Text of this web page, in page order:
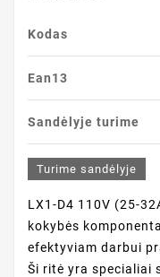
Kodas
Ean13
Sandėlyje turime
Turime sandėlyje
LX1-D4 110V (25-
kokybės
efektyviam darbui
Ši ritė yra specialiai